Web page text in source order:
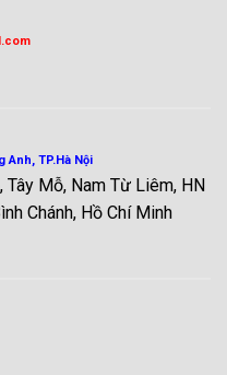
Anh, TP.Hà Nội
Tây Mỗ, Nam Từ Liêm, HN
Chánh, Hồ Chí Minh